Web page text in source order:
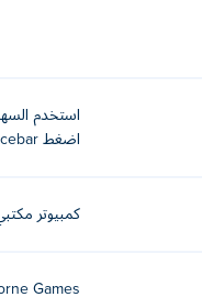
اضغط Spacebar للإيقاف المؤقت.
كمبيوتر
Games